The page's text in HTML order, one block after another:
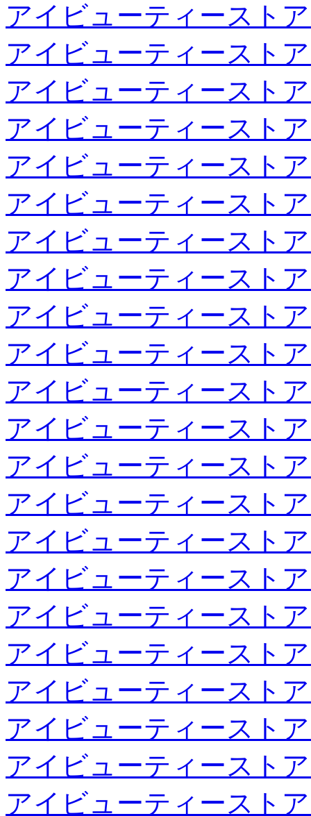
アイビューティースト
アイビューティースト
アイビューティースト
アイビューティースト
アイビューティースト
アイビューティースト
アイビューティースト
アイビューティースト
アイビューティースト
アイビューティースト
アイビューティースト
アイビューティースト
アイビューティースト
アイビューティースト
アイビューティースト
アイビューティースト
アイビューティースト
アイビューティースト
アイビューティースト
アイビューティースト
アイビューティースト
アイビューティースト